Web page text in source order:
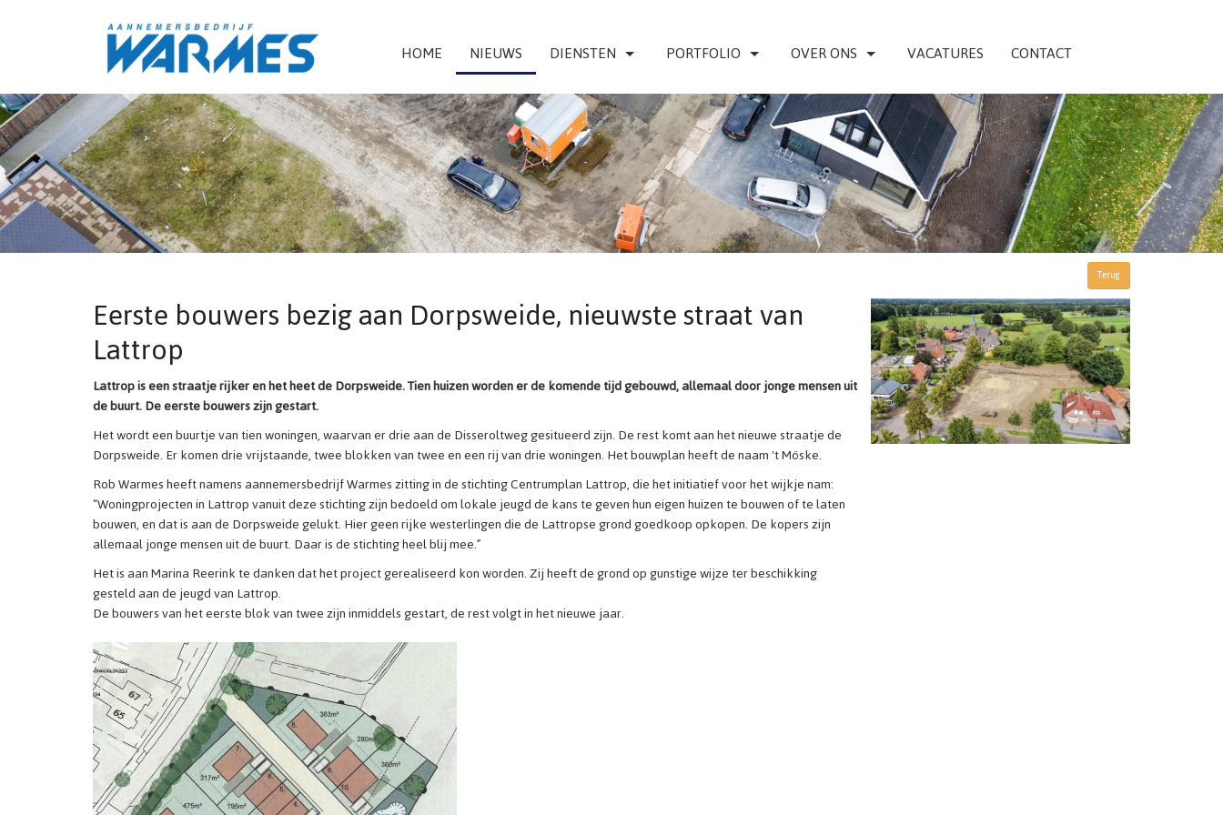
HOME NIEUWS DIENSTEN PORTFOLIO OVER ONS VACATURES CONTACT
Terug
Eerste bouwers bezig aan Dorpsweide, nieuwste straat van
Lattrop
Lattrop is een straatje rijker en het heet de Dorpsweide. Tien huizen worden er de komende tijd gebouwd, allemaal door jonge mensen uit
de buurt. De eerste bouwers zijn gestart.
Het wordt een buurtje van tien woningen, waarvan er drie aan de Disseroltweg gesitueerd zijn. De rest komt aan het nieuwe straatje de
Dorpsweide. Er komen drie vrijstaande, twee blokken van twee en een rij van drie woningen. Het bouwplan heeft de naam 't Möske.
Rob Warmes heeft namens aannemersbedrijf Warmes zitting in de stichting Centrumplan Lattrop, die het initiatief voor het wijkje nam:
“Woningprojecten in Lattrop vanuit deze stichting zijn bedoeld om lokale jeugd de kans te geven hun eigen huizen te bouwen of te laten
bouwen, en dat is aan de Dorpsweide gelukt. Hier geen rijke westerlingen die de Lattropse grond goedkoop opkopen. De kopers zijn
allemaal jonge mensen uit de buurt. Daar is de stichting heel blij mee.”
Het is aan Marina Reerink te danken dat het project gerealiseerd kon worden. Zij heeft de grond op gunstige wijze ter beschikking
gesteld aan de jeugd van Lattrop.
De bouwers van het eerste blok van twee zijn inmiddels gestart, de rest volgt in het nieuwe jaar.